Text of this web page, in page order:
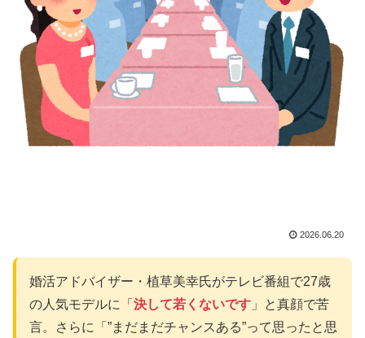
2026.06.20
婚活アドバイザー・植草美幸氏がテレビ番組で27歳
の人気モデルに「 決して若くないです 」と真顔で苦
言。さらに「”まだまだチャンスある”って思ったと思